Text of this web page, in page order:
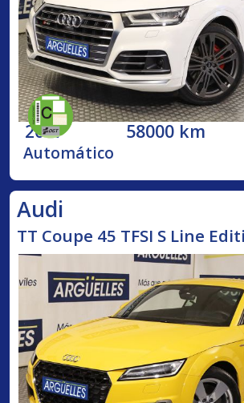
2017 58000 km
Automático
Audi
TT Coupe 45 TFSI S Line